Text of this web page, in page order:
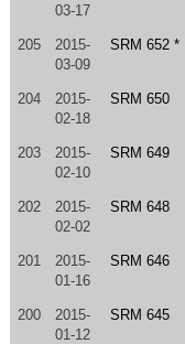
03-17
205
2015-
03-09
SRM 652 *
204
2015-
02-18
SRM 650
203
2015-
02-10
SRM 649
202
2015-
02-02
SRM 648
201
2015-
01-16
SRM 646
200
2015-
01-12
SRM 645